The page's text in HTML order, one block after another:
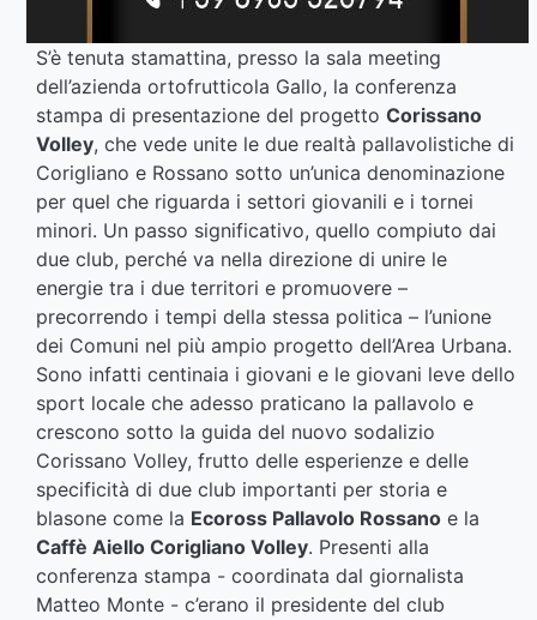
S’è tenuta stamattina, presso la sala meeting
dell’azienda ortofrutticola Gallo, la conferenza
stampa di presentazione del progetto Corissano
Volley, che vede unite le due realtà pallavolistiche di
Corigliano e Rossano sotto un’unica denominazione
per quel che riguarda i settori giovanili e i tornei
minori. Un passo significativo, quello compiuto dai
due club, perché va nella direzione di unire le
energie tra i due territori e promuovere –
precorrendo i tempi della stessa politica – l’unione
dei Comuni nel più ampio progetto dell’Area Urbana.
Sono infatti centinaia i giovani e le giovani leve dello
sport locale che adesso praticano la pallavolo e
crescono sotto la guida del nuovo sodalizio
Corissano Volley, frutto delle esperienze e delle
specificità di due club importanti per storia e
blasone come la Ecoross Pallavolo Rossano e la
Caffè Aiello Corigliano Volley. Presenti alla
conferenza stampa - coordinata dal giornalista
Matteo Monte - c’erano il presidente del club